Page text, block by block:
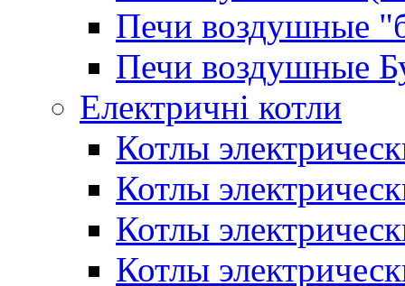
Печи воздушные
Печи воздушные
Електричні котли
Котлы
Котлы
Котлы
Котлы